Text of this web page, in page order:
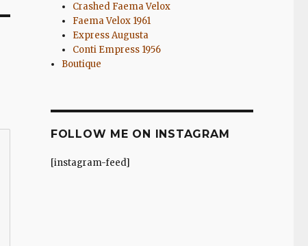
Crashed Faema Velox
Faema Velox 1961
Express Augusta
Conti Empress 1956
Boutique
FOLLOW ME ON INSTAGRAM
[instagram-feed]